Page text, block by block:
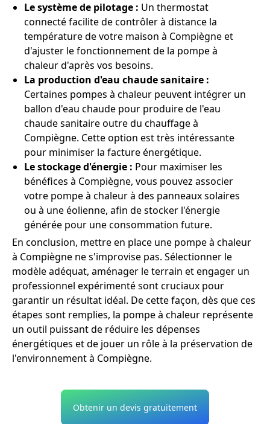
Le système de pilotage : Un thermostat
connecté facilite de contrôler à distance la
température de votre maison à Compiègne et
d'ajuster le fonctionnement de la pompe à
chaleur d'après vos besoins.
La production d'eau chaude sanitaire :
Certaines pompes à chaleur peuvent intégrer un
ballon d'eau chaude pour produire de l'eau
chaude sanitaire outre du chauffage à
Compiègne. Cette option est très intéressante
pour minimiser la facture énergétique.
Le stockage d'énergie : Pour maximiser les
bénéfices à Compiègne, vous pouvez associer
votre pompe à chaleur à des panneaux solaires
ou à une éolienne, afin de stocker l'énergie
générée pour une consommation future.
En conclusion, mettre en place une pompe à chaleur
à Compiègne ne s'improvise pas. Sélectionner le
modèle adéquat, aménager le terrain et engager un
professionnel expérimenté sont cruciaux pour
garantir un résultat idéal. De cette façon, dès que ces
étapes sont remplies, la pompe à chaleur représente
un outil puissant de réduire les dépenses
énergétiques et de jouer un rôle à la préservation de
l'environnement à Compiègne.
Obtenir un devis gratuitement